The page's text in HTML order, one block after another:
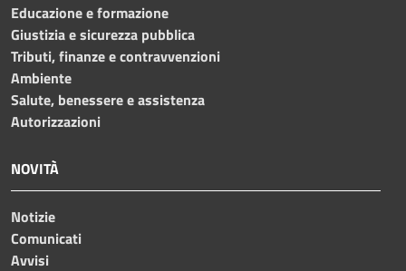
Educazione e formazione
Giustizia e sicurezza pubblica
Tributi, finanze e contravvenzioni
Ambiente
Salute, benessere e assistenza
Autorizzazioni
NOVITÀ
Notizie
Comunicati
Avvisi